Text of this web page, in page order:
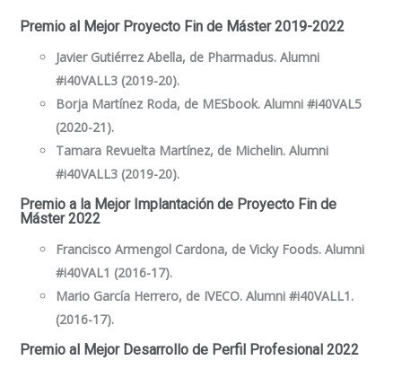
Premio al Mejor Proyecto Fin de Máster 2019-2022
Javier Gutiérrez Abella, de Pharmadus. Alumni
#i40VALL3 (2019-20).
Borja Martínez Roda, de MESbook. Alumni #i40VAL5
(2020-21).
Tamara Revuelta Martínez, de Michelin. Alumni
#i40VALL3 (2019-20).
Premio a la Mejor Implantación de Proyecto Fin de
Máster 2022
Francisco Armengol Cardona, de Vicky Foods. Alumni
#i40VAL1 (2016-17).
Mario García Herrero, de IVECO. Alumni #i40VALL1.
(2016-17).
Premio al Mejor Desarrollo de Perfil Profesional 2022